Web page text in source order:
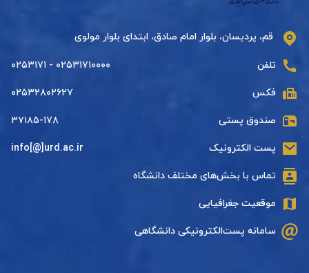
قم، پردیسان، بلوار امام صادق، ابتدای بلوار مولوی
تلفن ۰۲۵۳۱۷۱۰۰۰۰ - ۰۲۵۳۱۷۱
فکس ۰۲۵۳۲۸۰۲۶۲۷
صندوق پستی ۳۷۱۸۵-۱۷۸
پست الکترونیک info[@]urd.ac.ir
تماس با بخش‌های مختلف دانشگاه
موقعیت جغرافیایی
سامانه پست‌الکترونیکی دانشگاهی